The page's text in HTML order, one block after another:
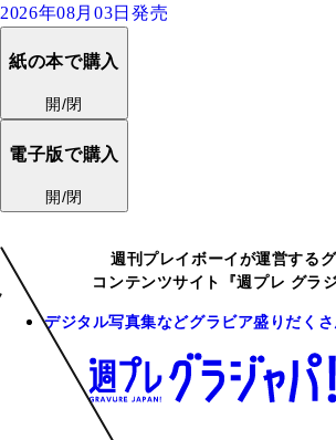
2026年08月03日発売
紙の本で購入
開/閉
電子版で購入
開/閉
週刊プレイボーイが運営する
コンテンツサイト『週プレ グラ
デジタル写真集などグラビア盛りだく